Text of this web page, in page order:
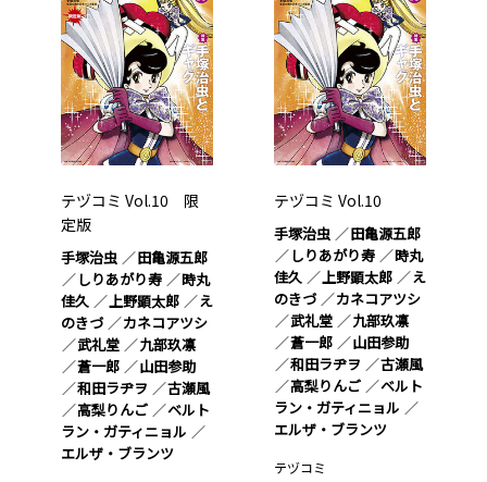
テヅコミ Vol.10 限
定版
手塚治虫
田亀源五郎
しりあがり寿
時丸
佳久
上野顕太郎
え
のきづ
カネコアツシ
武礼堂
九部玖凛
蒼一郎
山田参助
和田ラヂヲ
古瀬風
高梨りんご
ベルト
ラン・ガティニョル
エルザ・ブランツ
テヅコミ Vol.10
手塚治虫
田亀源五郎
しりあがり寿
時丸
佳久
上野顕太郎
え
のきづ
カネコアツシ
武礼堂
九部玖凛
蒼一郎
山田参助
和田ラヂヲ
古瀬風
高梨りんご
ベルト
ラン・ガティニョル
エルザ・ブランツ
テヅコミ